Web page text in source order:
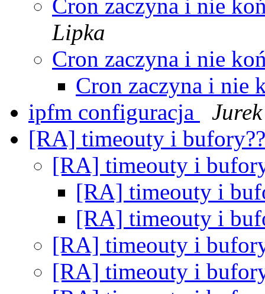
Cron zaczyna i nie
Lipka
Cron zaczyna i nie
Cron zaczyna i nie
ipfm configuracja
Jurek
[RA] timeouty i
[RA] timeouty i
[RA] timeouty i
[RA] timeouty i
[RA] timeouty i
[RA] timeouty i